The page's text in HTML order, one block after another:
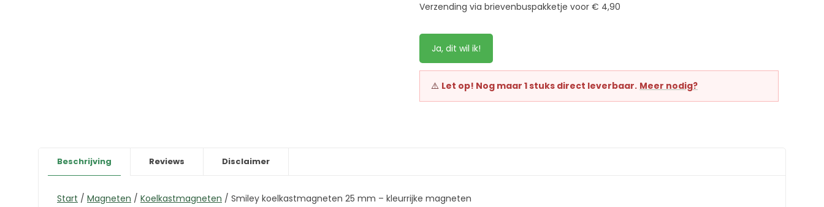
Verzending via brievenbuspakketje voor € 4,90
Ja, dit wil ik!
⚠️ Let op! Nog maar 1 stuks direct leverbaar. Meer nodig?
Beschrijving Reviews Disclaimer
Start / Magneten / Koelkastmagneten / Smiley koelkastmagneten 25 mm – kleurrijke magneten